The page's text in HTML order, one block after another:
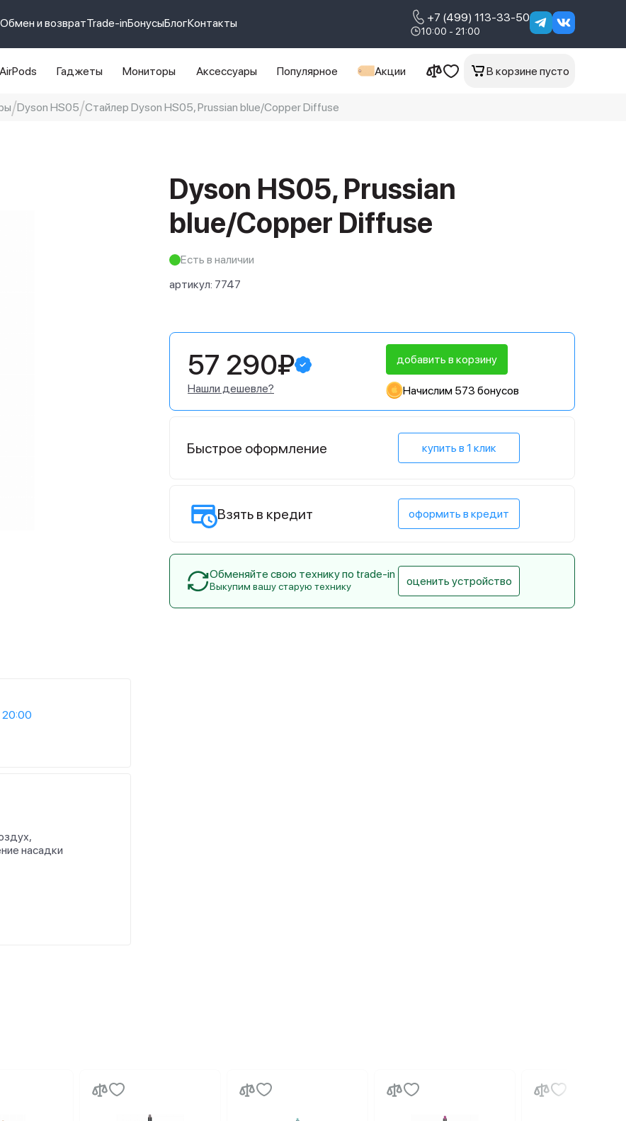
Обмен и возвратTrade-inБонусыБлогКонтакты +7 (499) 113-33-50
10:00 - 21:00
AirPods Гаджеты Мониторы Аксессуары Популярное Акции В корзине пусто
Dyson HS05 Стайлер Dyson HS05, Prussian blue/Copper Diffuse
Dyson HS05, Prussian
blue/Copper Diffuse
Есть в наличии
артикул: 7747
20:00
насадки
57 290₽
Нашли дешевле?
добавить в корзину
Начислим 573 бонусов
Быстрое оформление купить в 1 клик
Взять в кредит оформить в кредит
Обменяйте свою технику по trade-in
Выкупим вашу старую технику оценить устройство